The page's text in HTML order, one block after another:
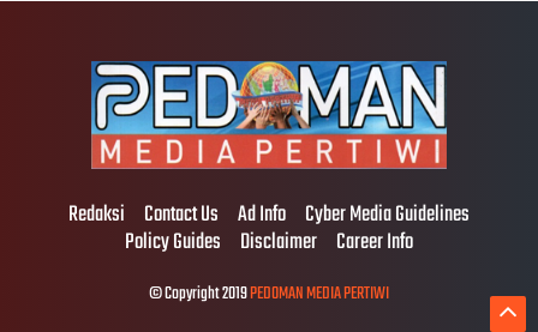
Redaksi Contact Us Ad Info Cyber Media Guidelines
Policy Guides Disclaimer Career Info
© Copyright 2019PEDOMAN MEDIA PERTIWI